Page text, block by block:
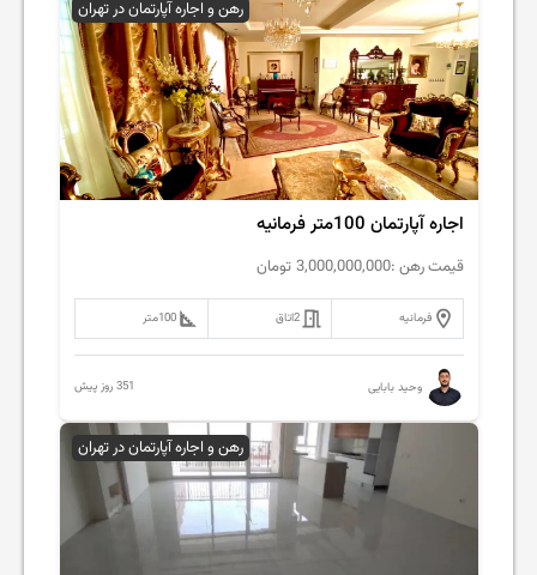
رهن و اجاره آپارتمان در تهران
اجاره آپارتمان 100متر فرمانیه
قیمت رهن :3,000,000,000 تومان
فرمانیه 2اتاق 100متر
وحید بابایی 351 روز پیش
رهن و اجاره آپارتمان در تهران